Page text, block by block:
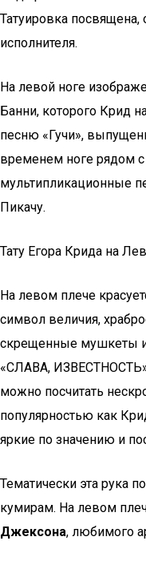
Татуировка посвящена,
исполнителя.
На левой ноге
Банни, которого Крид
песню «Гучи»,
временем ноге рядом с
мультипликационные
Пикачу.
Тату Егора Крида на
На левом плече
символ величия,
скрещенные мушкеты
«СЛАВА,
можно посчитать
популярностью как
яркие по значению и
Тематически эта рука
кумирам. На левом
Джексона, любимого